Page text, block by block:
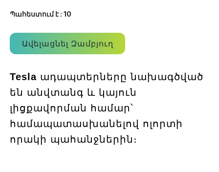
Պահեստում է: 10
Ավելացնել Զամբյուղ
Tesla ադապտերները նախագծված
են անվտանգ և կայուն
լիցքավորման համար՝
համապատասխանելով ոլորտի
որակի պահանջներին։